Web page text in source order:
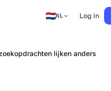
NL Log in
lijken anders